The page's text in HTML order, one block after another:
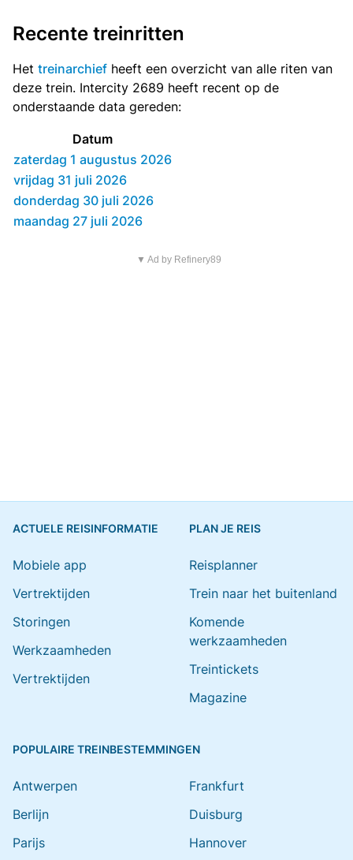
Recente treinritten
Het treinarchief heeft een overzicht van alle riten van
deze trein. Intercity 2689 heeft recent op de
onderstaande data gereden:
Datum
zaterdag 1 augustus 2026
vrijdag 31 juli 2026
donderdag 30 juli 2026
maandag 27 juli 2026
▼ Ad by Refinery89
ACTUELE REISINFORMATIE
Mobiele app
Vertrektijden
Storingen
Werkzaamheden
Vertrektijden
PLAN JE REIS
Reisplanner
Trein naar het buitenland
Komende
werkzaamheden
Treintickets
Magazine
POPULAIRE TREINBESTEMMINGEN
Antwerpen
Berlijn
Parijs
Frankfurt
Duisburg
Hannover